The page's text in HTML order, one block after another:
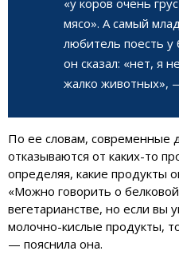
мясо». А самый
любитель поесть у
он сказал: «нет, я
жалко животных»,
По ее словам, современные
отказываются от каких-то
определяя, какие продукты
«Можно говорить о
вегетарианстве, но если вы
молочно-кислые продукты,
— пояснила она.